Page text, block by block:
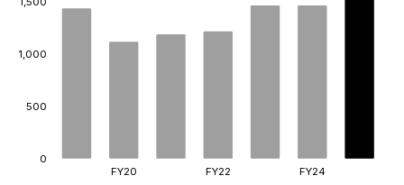
0
500
1,000
FY20 FY22 FY24